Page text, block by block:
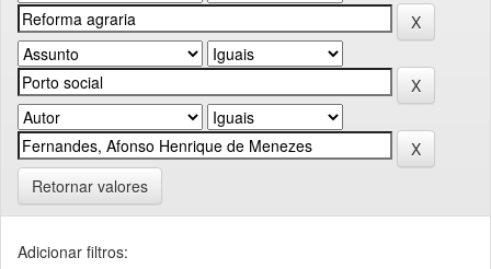
Retornar valores
Adicionar filtros: